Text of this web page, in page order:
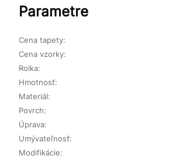
Parametre
Cena tapety:
Cena vzorky:
Rolka:
Materiál:
Povrch:
Úprava:
Umývateľnosť:
Modifikácie:
Hmotnosť: